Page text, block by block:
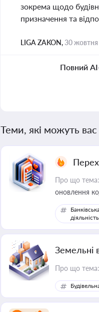
зокрема щодо
призначення та
LIGA ZAKON,30
Повний
Теми, які можуть вас
Про що тема:
оновлення
діяльність
Земельні
Про що тема: